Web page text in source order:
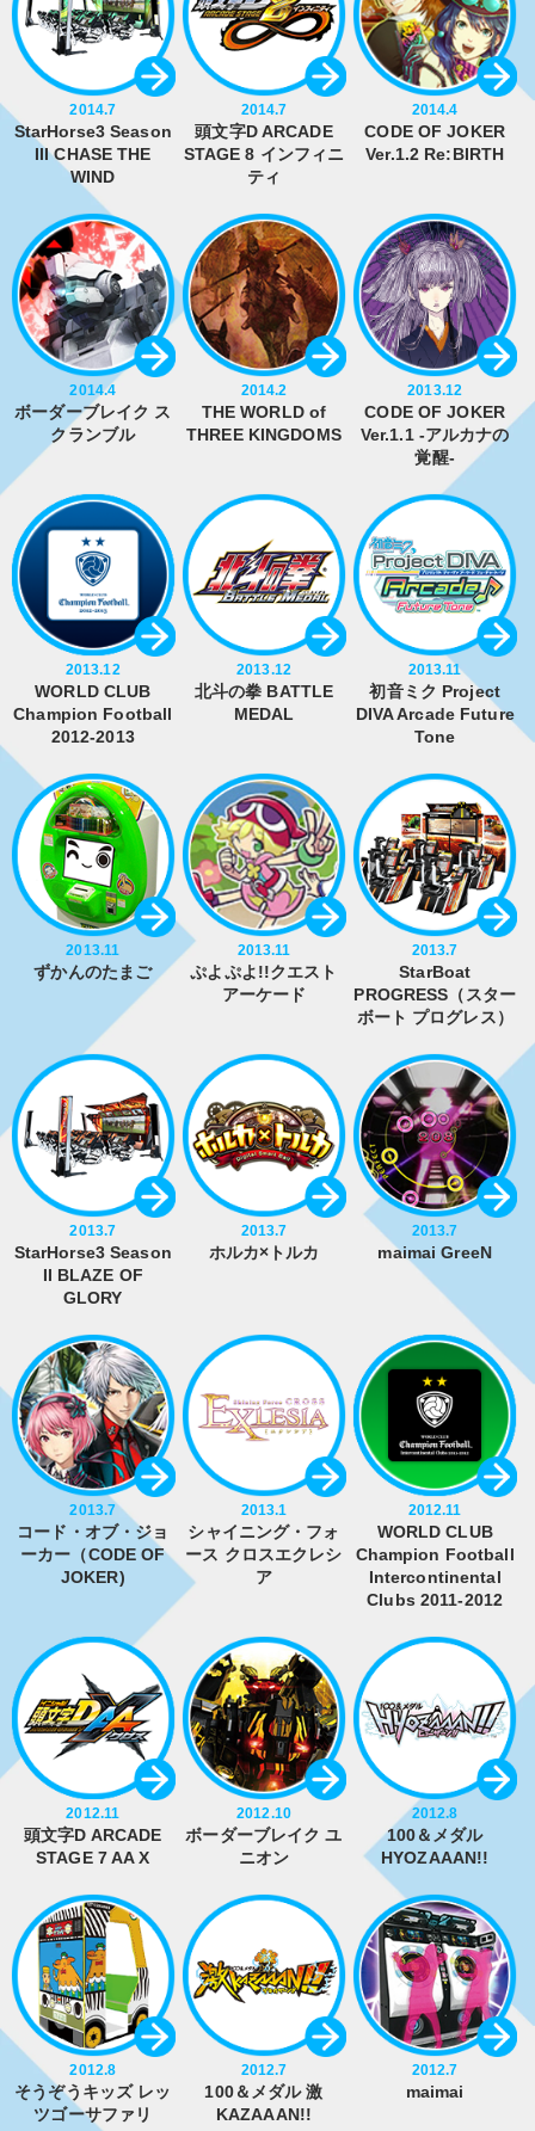
2014.7
StarHorse3 Season
III CHASE THE
WIND
2014.7
頭文字D ARCADE
STAGE 8 インフィニ
ティ
2014.4
CODE OF JOKER
Ver.1.2 Re:BIRTH
2014.4
ボーダーブレイク ス
クランブル
2014.2
THE WORLD of
THREE KINGDOMS
2013.12
CODE OF JOKER
Ver.1.1 -アルカナの
覚醒-
2013.12
WORLD CLUB
Champion Football
2012-2013
2013.12
北斗の拳 BATTLE
MEDAL
2013.11
初音ミク Project
DIVA Arcade Future
Tone
2013.11
ずかんのたまご
2013.11
ぷよぷよ!!クエスト
アーケード
2013.7
StarBoat
PROGRESS（スター
ボート プログレス）
2013.7
StarHorse3 Season
II BLAZE OF
GLORY
2013.7
ホルカ×トルカ
2013.7
maimai GreeN
2013.7
コード・オブ・ジョ
ーカー（CODE OF
JOKER)
2013.1
シャイニング・フォ
ース クロスエクレシ
ア
2012.11
WORLD CLUB
Champion Football
Intercontinental
Clubs 2011-2012
2012.11
頭文字D ARCADE
STAGE 7 AA X
2012.10
ボーダーブレイク ユ
ニオン
2012.8
100＆メダル
HYOZAAAN!!
2012.8
そうぞうキッズ レッ
ツゴーサファリ
2012.7
100＆メダル 激
KAZAAAN!!
2012.7
maimai